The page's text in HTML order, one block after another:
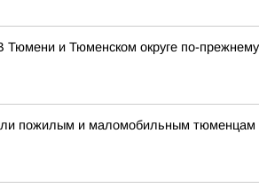
Тюмени и Тюменском округе по-
пожилым и маломобильным тюменцам